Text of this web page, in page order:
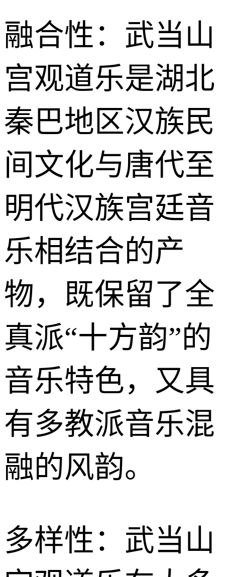
融合性：武当山
宫观道乐是湖北
秦巴地区汉族民
间文化与唐代至
明代汉族宫廷音
乐相结合的产
物，既保留了全
真派“十方韵”的
音乐特色，又具
有多教派音乐混
融的风韵。
多样性：武当山